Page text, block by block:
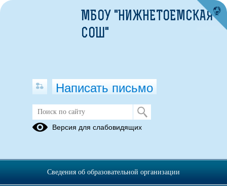
Всероссийская олимпиада
школьников
МБОУ "НИЖНЕТОЕМСКАЯ
СОШ"
Написать письмо
Версия для слабовидящих
Сведения об образовательной организации